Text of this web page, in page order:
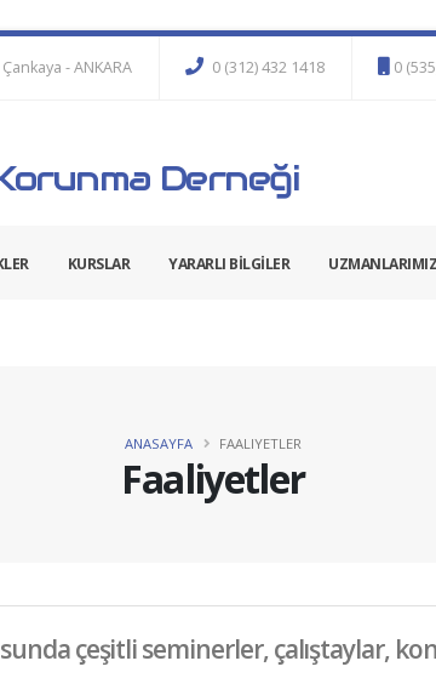
- ANKARA 0 (312) 432 1418 0
Derneği
KURSLAR YARARLI BİLGİLER
Faaliyetler
ANASAYFA FAALIYETLER
çeşitli seminerler, çalıştaylar,